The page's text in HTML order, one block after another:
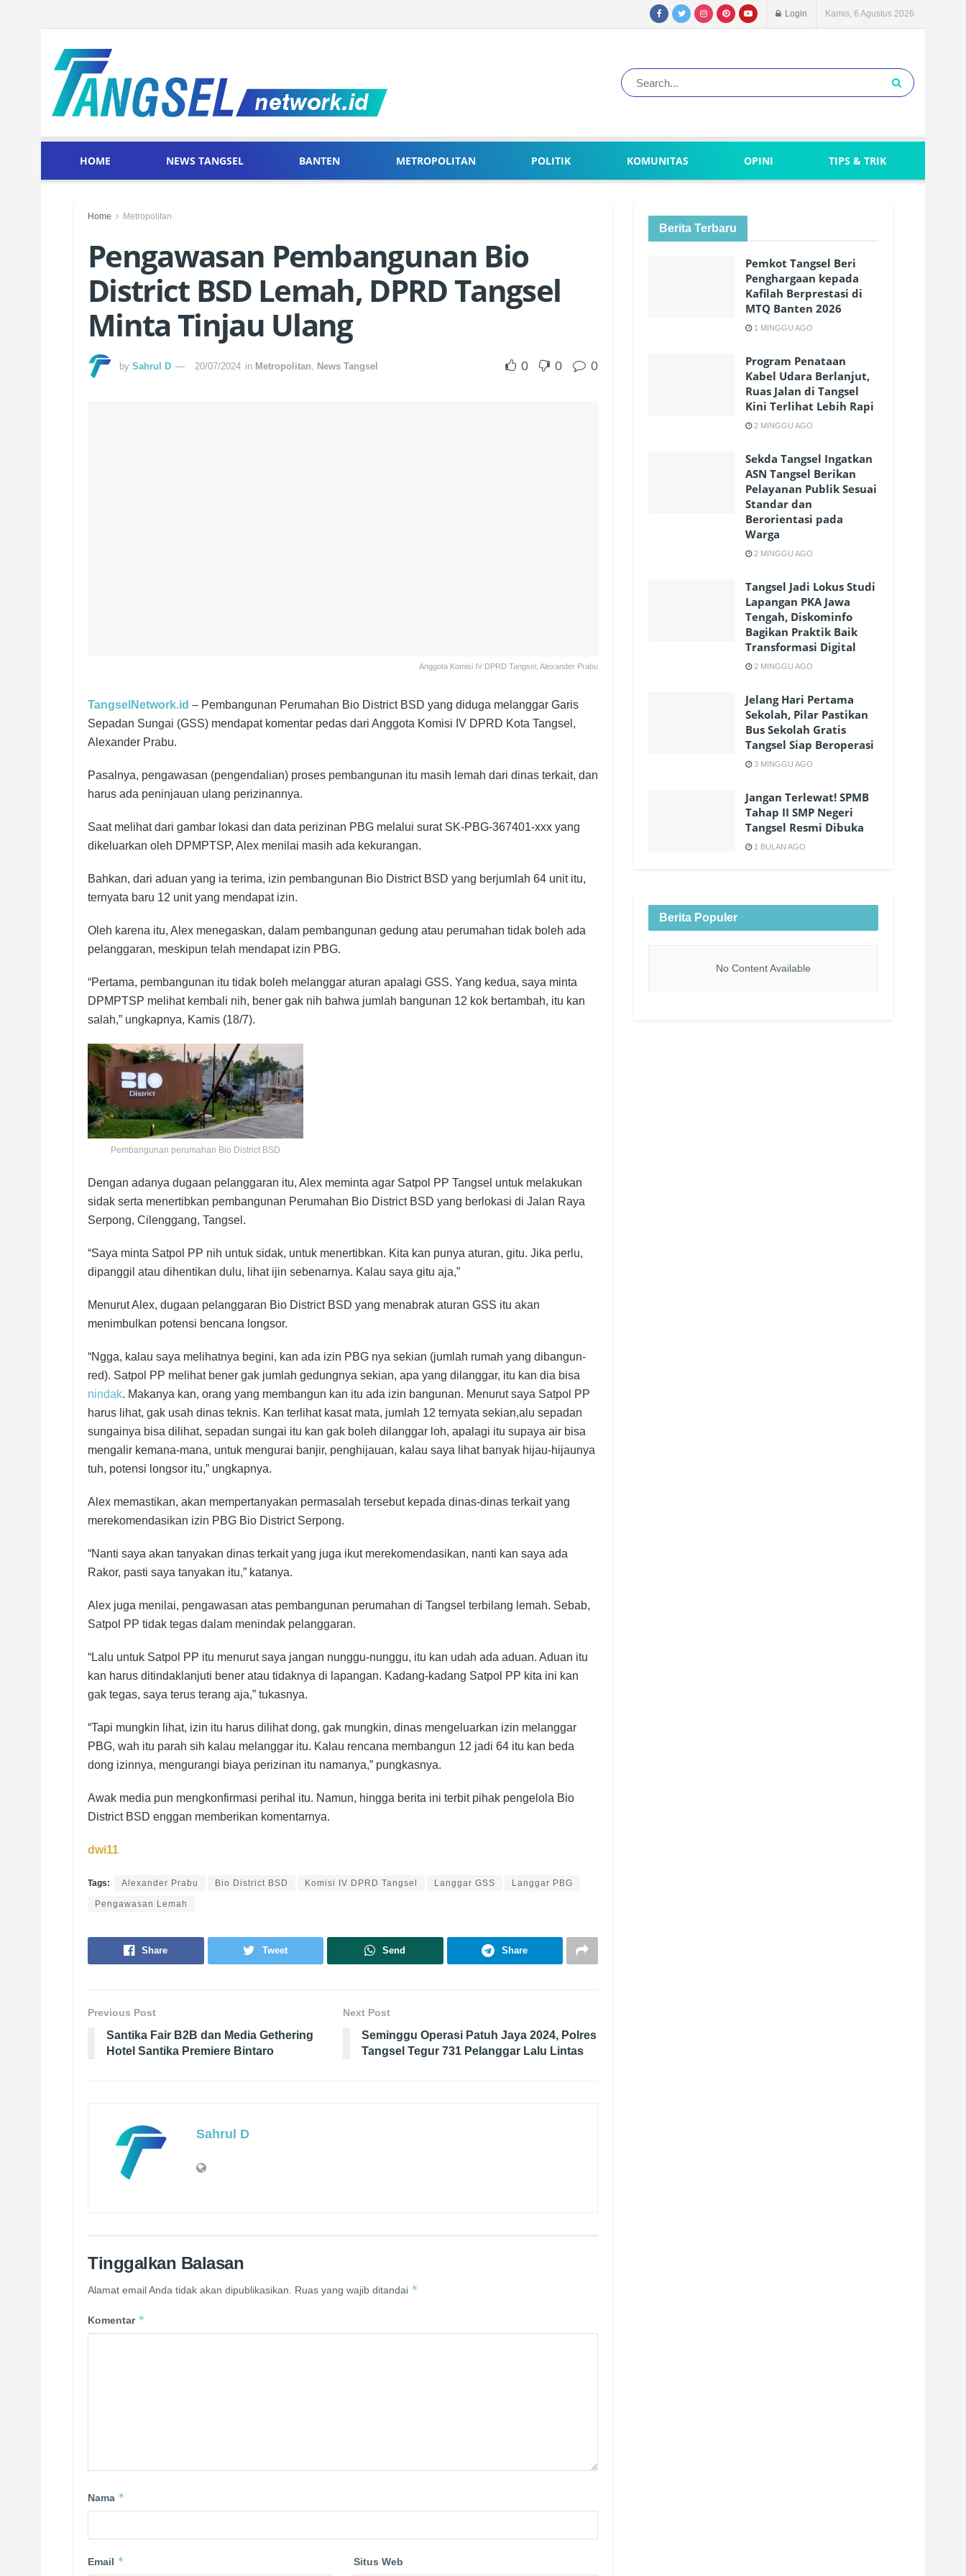
Login Kamis, 6 Agustus 2026
HOME NEWS TANGSEL BANTEN METROPOLITAN POLITIK KOMUNITAS OPINI TIPS & TRIK
Home Metropolitan
Pengawasan Pembangunan Bio
District BSD Lemah, DPRD Tangsel
Minta Tinjau Ulang
by Sahrul D 20/07/2024 in Metropolitan News Tangsel 0 0 0
Anggota Komisi IV DPRD Tangsel, Alexander Prabu
TangselNetwork.id – Pembangunan Perumahan Bio District BSD yang diduga melanggar Garis
Sepadan Sungai (GSS) mendapat komentar pedas dari Anggota Komisi IV DPRD Kota Tangsel,
Alexander Prabu.
Pasalnya, pengawasan (pengendalian) proses pembangunan itu masih lemah dari dinas terkait, dan
harus ada peninjauan ulang perizinannya.
Saat melihat dari gambar lokasi dan data perizinan PBG melalui surat SK-PBG-367401-xxx yang
dikeluarkan oleh DPMPTSP, Alex menilai masih ada kekurangan.
Bahkan, dari aduan yang ia terima, izin pembangunan Bio District BSD yang berjumlah 64 unit itu,
ternyata baru 12 unit yang mendapat izin.
Oleh karena itu, Alex menegaskan, dalam pembangunan gedung atau perumahan tidak boleh ada
pelanggaran, meskipun telah mendapat izin PBG.
“Pertama, pembangunan itu tidak boleh melanggar aturan apalagi GSS. Yang kedua, saya minta
DPMPTSP melihat kembali nih, bener gak nih bahwa jumlah bangunan 12 kok bertambah, itu kan
salah,” ungkapnya, Kamis (18/7).
Pembangunan perumahan Bio District BSD
Dengan adanya dugaan pelanggaran itu, Alex meminta agar Satpol PP Tangsel untuk melakukan
sidak serta menertibkan pembangunan Perumahan Bio District BSD yang berlokasi di Jalan Raya
Serpong, Cilenggang, Tangsel.
“Saya minta Satpol PP nih untuk sidak, untuk menertibkan. Kita kan punya aturan, gitu. Jika perlu,
dipanggil atau dihentikan dulu, lihat ijin sebenarnya. Kalau saya gitu aja,”
Menurut Alex, dugaan pelanggaran Bio District BSD yang menabrak aturan GSS itu akan
menimbulkan potensi bencana longsor.
“Ngga, kalau saya melihatnya begini, kan ada izin PBG nya sekian (jumlah rumah yang dibangun-
red). Satpol PP melihat bener gak jumlah gedungnya sekian, apa yang dilanggar, itu kan dia bisa
nindak. Makanya kan, orang yang membangun kan itu ada izin bangunan. Menurut saya Satpol PP
harus lihat, gak usah dinas teknis. Kan terlihat kasat mata, jumlah 12 ternyata sekian,alu sepadan
sungainya bisa dilihat, sepadan sungai itu kan gak boleh dilanggar loh, apalagi itu supaya air bisa
mengalir kemana-mana, untuk mengurai banjir, penghijauan, kalau saya lihat banyak hijau-hijaunya
tuh, potensi longsor itu,” ungkapnya.
Alex memastikan, akan mempertanyakan permasalah tersebut kepada dinas-dinas terkait yang
merekomendasikan izin PBG Bio District Serpong.
“Nanti saya akan tanyakan dinas terkait yang juga ikut merekomendasikan, nanti kan saya ada
Rakor, pasti saya tanyakan itu,” katanya.
Alex juga menilai, pengawasan atas pembangunan perumahan di Tangsel terbilang lemah. Sebab,
Satpol PP tidak tegas dalam menindak pelanggaran.
“Lalu untuk Satpol PP itu menurut saya jangan nunggu-nunggu, itu kan udah ada aduan. Aduan itu
kan harus ditindaklanjuti bener atau tidaknya di lapangan. Kadang-kadang Satpol PP kita ini kan
gak tegas, saya terus terang aja,” tukasnya.
“Tapi mungkin lihat, izin itu harus dilihat dong, gak mungkin, dinas mengeluarkan izin melanggar
PBG, wah itu parah sih kalau melanggar itu. Kalau rencana membangun 12 jadi 64 itu kan beda
dong izinnya, mengurangi biaya perizinan itu namanya,” pungkasnya.
Awak media pun mengkonfirmasi perihal itu. Namun, hingga berita ini terbit pihak pengelola Bio
District BSD enggan memberikan komentarnya.
dwi11
Tags: Alexander Prabu Bio District BSD Komisi IV DPRD Tangsel Langgar GSS Langgar PBG
Pengawasan Lemah
Share Tweet Send Share
Previous Post
Santika Fair B2B dan Media Gethering
Hotel Santika Premiere Bintaro
Next Post
Seminggu Operasi Patuh Jaya 2024, Polres
Tangsel Tegur 731 Pelanggar Lalu Lintas
Sahrul D
Tinggalkan Balasan
Alamat email Anda tidak akan dipublikasikan. Ruas yang wajib ditandai *
Komentar *
Nama *
Email * Situs Web
Berita Terbaru
Pemkot Tangsel Beri
Penghargaan kepada
Kafilah Berprestasi di
MTQ Banten 2026
1 MINGGU AGO
Program Penataan
Kabel Udara Berlanjut,
Ruas Jalan di Tangsel
Kini Terlihat Lebih Rapi
2 MINGGU AGO
Sekda Tangsel Ingatkan
ASN Tangsel Berikan
Pelayanan Publik Sesuai
Standar dan
Berorientasi pada
Warga
2 MINGGU AGO
Tangsel Jadi Lokus Studi
Lapangan PKA Jawa
Tengah, Diskominfo
Bagikan Praktik Baik
Transformasi Digital
2 MINGGU AGO
Jelang Hari Pertama
Sekolah, Pilar Pastikan
Bus Sekolah Gratis
Tangsel Siap Beroperasi
3 MINGGU AGO
Jangan Terlewat! SPMB
Tahap II SMP Negeri
Tangsel Resmi Dibuka
1 BULAN AGO
Berita Populer
No Content Available